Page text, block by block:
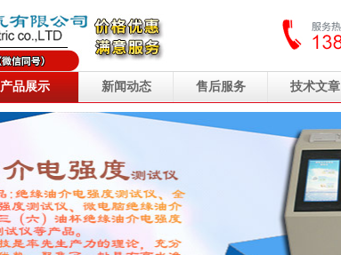
产品展示 新闻动态 售后服务 技术文章